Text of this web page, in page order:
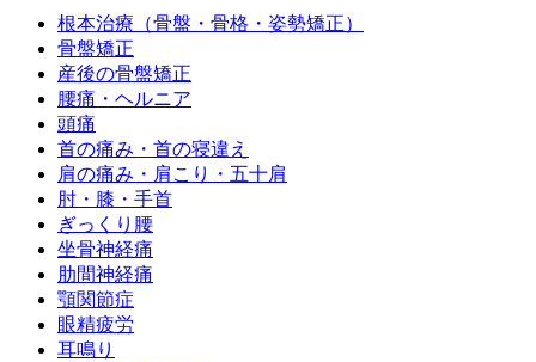
根本治療（骨盤・骨格・姿勢矯正）
骨盤矯正
産後の骨盤矯正
腰痛・ヘルニア
頭痛
首の痛み・首の寝違え
肩の痛み・肩こり・五十肩
肘・膝・手首
ぎっくり腰
坐骨神経痛
肋間神経痛
顎関節症
眼精疲労
耳鳴り